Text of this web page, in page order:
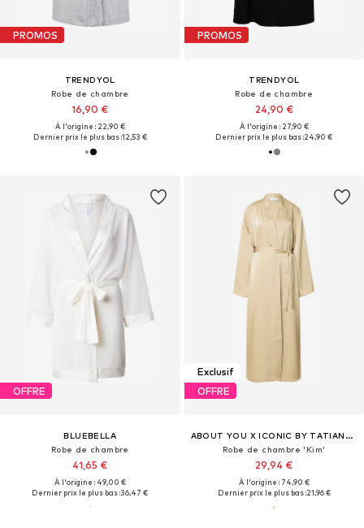
PROMOS
TRENDYOL
Robe de chambre
16,90 €
À l'origine : 22,90 €
Dernier prix le plus bas :12,53 €
PROMOS
TRENDYOL
Robe de chambre
24,90 €
À l'origine : 27,90 €
Dernier prix le plus bas :24,90 €
OFFRE
BLUEBELLA
Robe de chambre
41,65 €
À l'origine : 49,00 €
Dernier prix le plus bas :36,47 €
Exclusif
OFFRE
ABOUT YOU X ICONIC BY TATIANA KUCHAROVA
Robe de chambre 'Kim'
29,94 €
À l'origine : 74,90 €
Dernier prix le plus bas :21,96 €